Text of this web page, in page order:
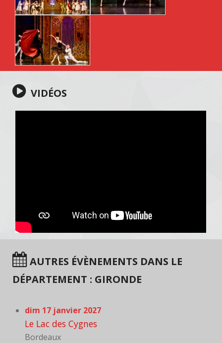
VIDÉOS
AUTRES ÉVÈNEMENTS DANS LE
DÉPARTEMENT : GIRONDE
dim 17 janvier 2027
Le Lac des Cygnes
Bordeaux